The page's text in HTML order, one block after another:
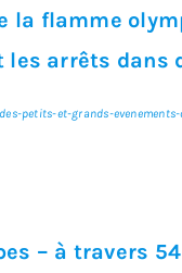
flamme
arrêts dans
petits-et-grands-
– à travers 54